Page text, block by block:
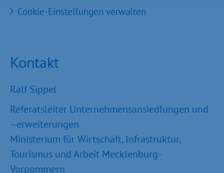
Cookie-Einstellungen verwalten
Kontakt
Ralf Sippel
Referatsleiter Unternehmensansiedlungen und
–erweiterungen
Ministerium für Wirtschaft, Infrastruktur,
Tourismus und Arbeit Mecklenburg-
Vorpommern